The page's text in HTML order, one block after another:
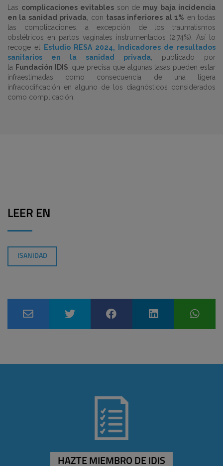
Las complicaciones evitablesson de muy baja incidencia
en la sanidad privada , con tasas inferiores al 1% en todas
las complicaciones, a excepción de los traumatismos
obstétricos en partos vaginales instrumentados (2,74%). Así lo
recoge el
Estudio RESA 2024, Indicadores de resultados
sanitarios en la sanidad privada , publicado por
la Fundación IDIS , que precisa que algunas tasas pueden estar
infraestimadas como consecuencia de una ligera
infracodificación en alguno de los diagnósticos considerados
como complicación.
LEER EN
ISANIDAD
HAZTE MIEMBRO DE IDIS